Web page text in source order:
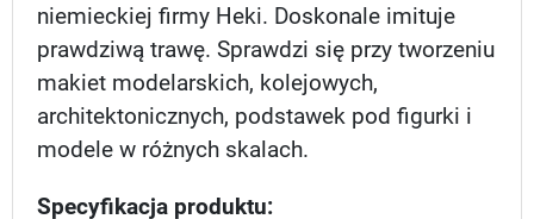
niemieckiej firmy Heki. Doskonale imituje
prawdziwą trawę. Sprawdzi się przy tworzeniu
makiet modelarskich, kolejowych,
architektonicznych, podstawek pod figurki i
modele w różnych skalach.
Specyfikacja produktu: